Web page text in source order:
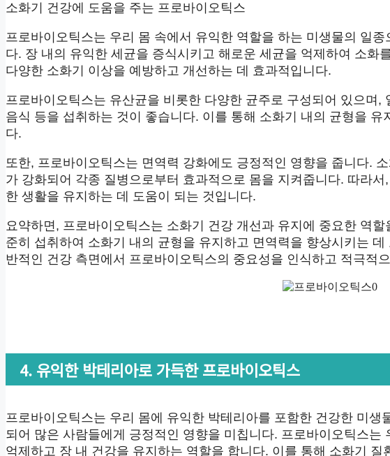
소화기 건강에 도움을 주는 프로바이오틱스
프로바이오틱스는 우리 몸 속에서 유익한 역할을 하는 미생물의 일
다. 장 내의 유익한 세균을 증식시키고 해로운 세균을 억제하여 소화
다양한 소화기 이상을 예방하고 개선하는 데 효과적입니다.
프로바이오틱스는 유산균을 비롯한 다양한 균주로 구성되어 있으며,
음식 등을 섭취하는 것이 좋습니다. 이를 통해 소화기 내의 균형을 유
다.
또한, 프로바이오틱스는 면역력 강화에도 긍정적인 영향을 줍니다.
가 강화되어 각종 질병으로부터 효과적으로 몸을 지켜줍니다. 따라
한 생활을 유지하는 데 도움이 되는 것입니다.
요약하면, 프로바이오틱스는 소화기 건강 개선과 유지에 중요한 역
준히 섭취하여 소화기 내의 균형을 유지하고 면역력을 향상시키는
반적인 건강 측면에서 프로바이오틱스의 중요성을 인식하고 적극적
4. 유익한 박테리아로 가득한 프로바이오틱스
프로바이오틱스는 우리 몸에 유익한 박테리아를 포함한 건강한 미생
되어 많은 사람들에게 긍정적인 영향을 미칩니다. 프로바이오틱스
억제하고 장 내 건강을 유지하는 역할을 합니다. 이를 통해 소화기